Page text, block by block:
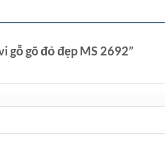
gỗ gõ đỏ đẹp MS 2692”